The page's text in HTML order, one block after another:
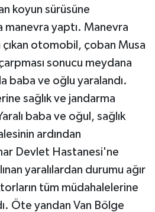
koyun sürüsüne
manevra yaptı. Manevra
çıkan otomobil, çoban Musa
sonucu meydana
baba ve oğlu yaralandı.
sağlık ve jandarma
baba ve oğul, sağlık
ardından
Devlet Hastanesi'ne
yaralılardan durumu ağır
tüm müdahalelerine
Öte yandan Van Bölge